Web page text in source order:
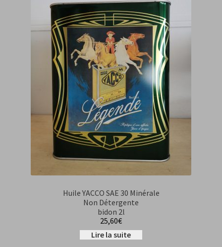
Huile YACCO SAE 30 Minérale
Non Détergente
bidon 2l
25,60€
Lire la suite